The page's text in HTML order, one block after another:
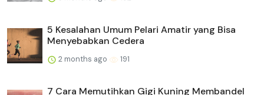
5 Kesalahan Umum Pelari Amatir yang Bisa
Menyebabkan Cedera
2 months ago 191
7 Cara Memutihkan Gigi Kuning Membandel